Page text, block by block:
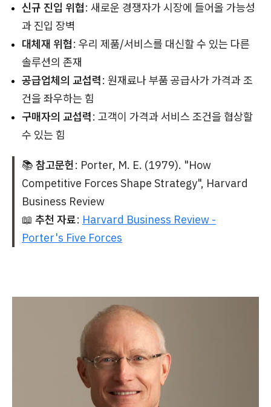
신규 진입 위협: 새로운 경쟁자가 시장에 들어올 가능성
과 진입 장벽
대체재 위협: 우리 제품/서비스를 대신할 수 있는 다른
솔루션의 존재
공급업체의 교섭력: 원재료나 부품 공급사가 가격과 조
건을 좌우하는 힘
구매자의 교섭력: 고객이 가격과 서비스 조건을 협상할
수 있는 힘
📚 참고문헌: Porter, M. E. (1979). "How
Competitive Forces Shape Strategy", Harvard
Business Review
📖 추천 자료: Harvard Business Review -
Porter's Five Forces